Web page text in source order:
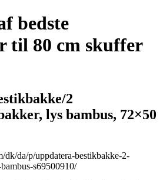
bedste
til 80 cm skuffer
2
lys bambus, 72×50
dk/da/p/uppdatera-bestikbakke-2-
s69500910/